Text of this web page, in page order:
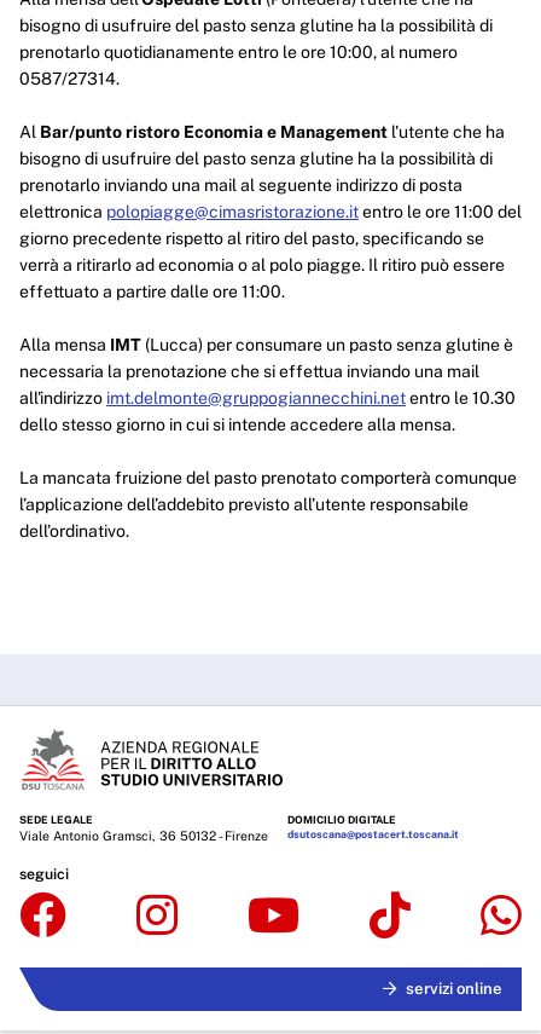
bisogno di usufruire del pasto senza glutine ha la possibilità di
prenotarlo quotidianamente entro le ore 10:00, al numero
0587/27314.
Al Bar/punto ristoro Economia e Management l'utente che ha
bisogno di usufruire del pasto senza glutine ha la possibilità di
prenotarlo inviando una mail al seguente indirizzo di posta
elettronica polopiagge@cimasristorazione.itentro le ore 11:00 del
giorno precedente rispetto al ritiro del pasto, specificando se
verrà a ritirarlo ad economia o al polo piagge. Il ritiro può essere
effettuato a partire dalle ore 11:00.
Alla mensa IMT (Lucca) per consumare un pasto senza glutine è
necessaria la prenotazione che si effettua inviando una mail
all'indirizzo imt.delmonte@gruppogiannecchini.netentro le 10.30
dello stesso giorno in cui si intende accedere alla mensa.
La mancata fruizione del pasto prenotato comporterà comunque
l’applicazione dell’addebito previsto all’utente responsabile
dell’ordinativo.
SEDE LEGALE
Viale Antonio Gramsci, 36 50132 - Firenze
DOMICILIO DIGITALE
dsutoscana@postacert.toscana.it
seguici
servizi online